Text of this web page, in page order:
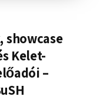
showcase
Kelet-
–